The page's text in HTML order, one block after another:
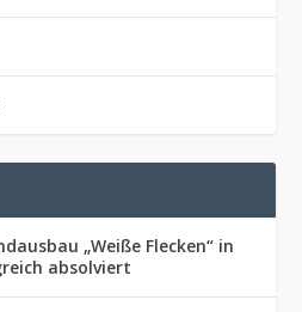
„Weiße Flecken“ in
absolviert